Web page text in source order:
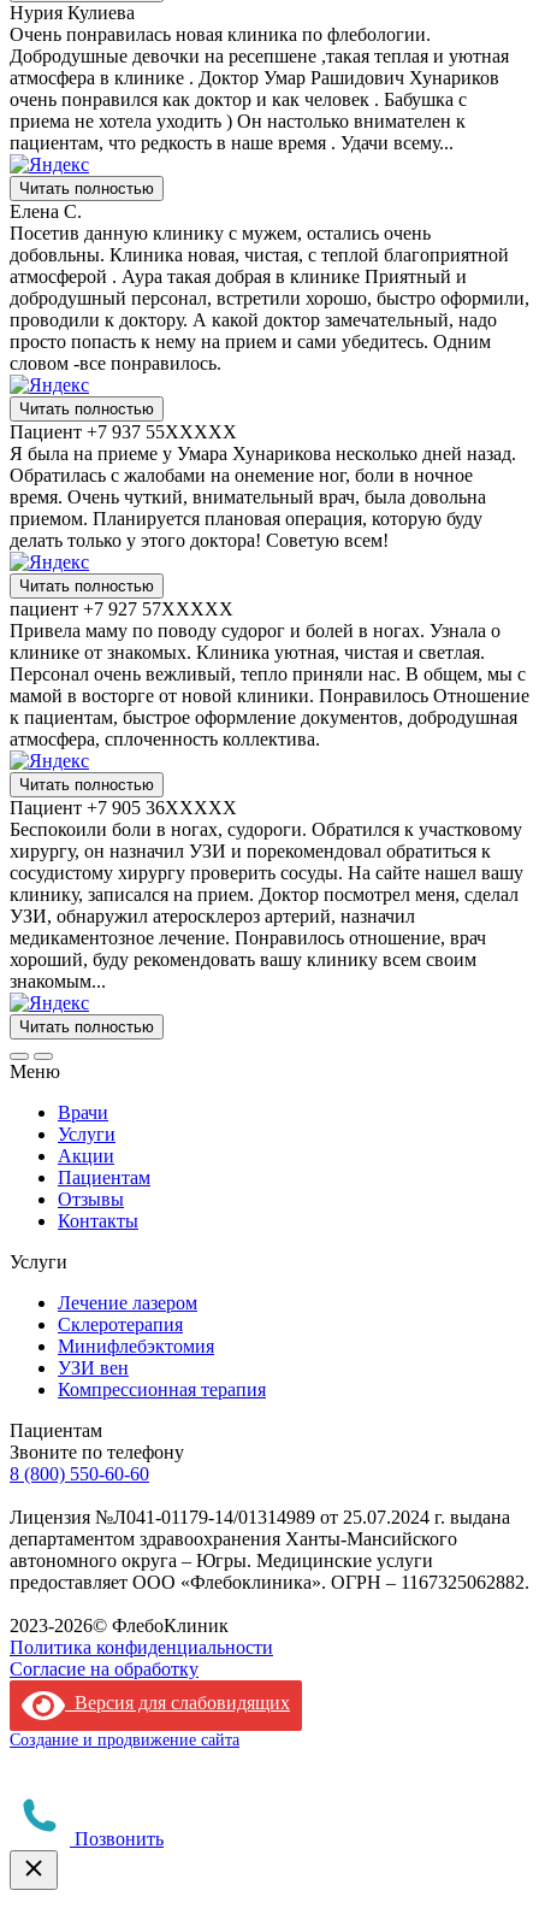
Нурия Кулиева
Очень понравилась новая клиника по флебологии.
Добродушные девочки на ресепшене ,такая теплая и уютная
атмосфера в клинике . Доктор Умар Рашидович Хунариков
очень понравился как доктор и как человек . Бабушка с
приема не хотела уходить ) Он настолько внимателен к
пациентам, что редкость в наше время . Удачи всему...
Читать полностью
Елена С.
Посетив данную клинику с мужем, остались очень
добовльны. Клиника новая, чистая, с теплой благоприятной
атмосферой . Аура такая добрая в клинике Приятный и
добродушный персонал, встретили хорошо, быстро оформили,
проводили к доктору. А какой доктор замечательный, надо
просто попасть к нему на прием и сами убедитесь. Одним
словом -все понравилось.
Читать полностью
Пациент +7 937 55XXXXX
Я была на приеме у Умара Хунарикова несколько дней назад.
Обратилась с жалобами на онемение ног, боли в ночное
время. Очень чуткий, внимательный врач, была довольна
приемом. Планируется плановая операция, которую буду
делать только у этого доктора! Советую всем!
Читать полностью
пациент +7 927 57XXXXX
Привела маму по поводу судорог и болей в ногах. Узнала о
клинике от знакомых. Клиника уютная, чистая и светлая.
Персонал очень вежливый, тепло приняли нас. В общем, мы с
мамой в восторге от новой клиники. Понравилось Отношение
к пациентам, быстрое оформление документов, добродушная
атмосфера, сплоченность коллектива.
Читать полностью
Пациент +7 905 36XXXXX
Беспокоили боли в ногах, судороги. Обратился к участковому
хирургу, он назначил УЗИ​ и порекомендовал обратиться к
сосудистому хирургу проверить сосуды. На сайте нашел вашу
клинику, записался на прием. Доктор посмотрел меня, сделал
УЗИ, обнаружил атеросклероз​ артерий, назначил
медикаментозное лечение. Понравилось отношение, врач
хороший, буду рекомендовать вашу клинику всем своим
знакомым...
Читать полностью
Меню
Врачи
Услуги
Акции
Пациентам
Отзывы
Контакты
Услуги
Лечение лазером
Склеротерапия
Минифлебэктомия
УЗИ вен
Компрессионная терапия
Пациентам
Звоните по телефону
8 (800) 550-60-60
Лицензия №Л041-01179-14/01314989 от 25.07.2024 г. выдана
департаментом здравоохранения Ханты-Мансийского
автономного округа – Югры. Медицинские услуги
предоставляет ООО «Флебоклиника». ОГРН – 1167325062882.
2023-2026© ФлебоКлиник
Политика конфиденциальности
Согласие на обработку
Версия для слабовидящих
Создание и продвижение сайта
Позвонить